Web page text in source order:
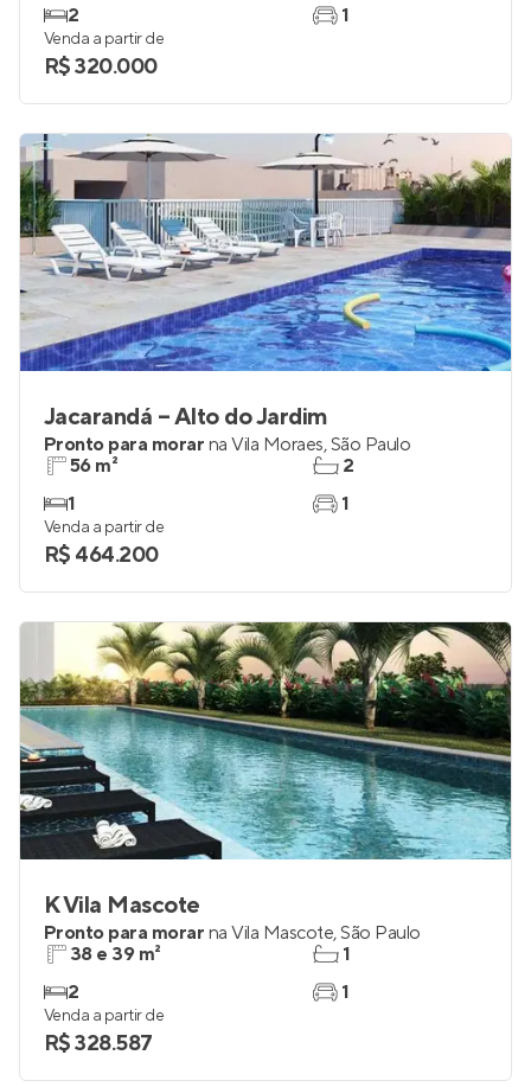
2
1
Venda a partir de
R$ 320.000
Jacarandá – Alto do Jardim
Pronto para morar na Vila Moraes,São Paulo
56 m²
1
2
1
Venda a partir de
R$ 464.200
K Vila Mascote
Pronto para morar na Vila Mascote,São Paulo
38 e 39 m²
2
1
1
Venda a partir de
R$ 328.587